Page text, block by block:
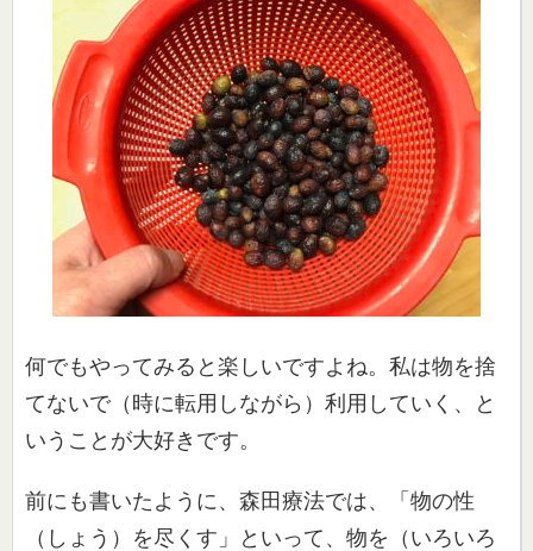
何でもやってみると楽しいですよね。私は物を捨
てないで（時に転用しながら）利用していく、と
いうことが大好きです。
前にも書いたように、森田療法では、「物の性
（しょう）を尽くす 」といって、物を（いろいろ